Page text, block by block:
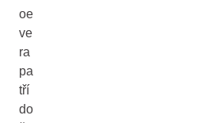
oe
ve
ra
pa
tří
do